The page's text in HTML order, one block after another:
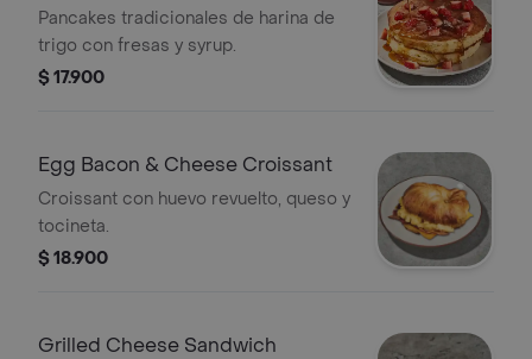
Pancakes tradicionales de harina de
trigo con fresas y syrup.
$ 17.900
Egg Bacon & Cheese Croissant
Croissant con huevo revuelto, queso y
tocineta.
$ 18.900
Grilled Cheese Sandwich